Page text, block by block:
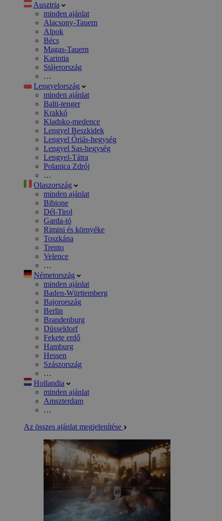
Ausztria
minden ajánlat
Alacsony-Tauern
Alpok
Bécs
Magas-Tauern
Karintia
Stájerország
…
Lengyelország
minden ajánlat
Balti-tenger
Krakkó
Kladsko-medence
Lengyel Beszkidek
Lengyel Óriás-hegység
Lengyel Sas-hegység
Lengyel-Tátra
Polanica Zdrój
…
Olaszország
minden ajánlat
Bibione
Dél-Tirol
Garda-tó
Rimini és környéke
Toszkána
Trento
Velence
…
Németország
minden ajánlat
Baden-Württemberg
Bajorország
Berlin
Brandenburg
Düsseldorf
Fekete erdő
Hamburg
Hessen
Szászország
…
Hollandia
minden ajánlat
Amszterdam
…
Az összes ajánlat megjelenítése